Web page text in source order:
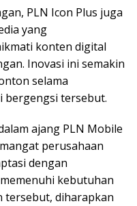
PLN Icon Plus juga
yang
konten digital
Inovasi ini semakin
selama
bergengsi tersebut.
ajang PLN Mobile
perusahaan
dengan
kebutuhan
tersebut, diharapkan